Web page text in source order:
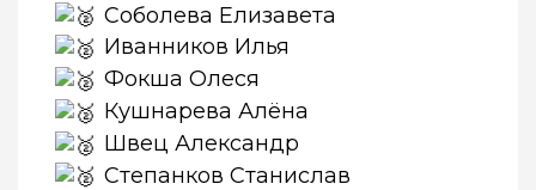
Соболева Елизавета
Иванников Илья
Фокша Олеся
Кушнарева Алёна
Швец Александр
Степанков Станислав